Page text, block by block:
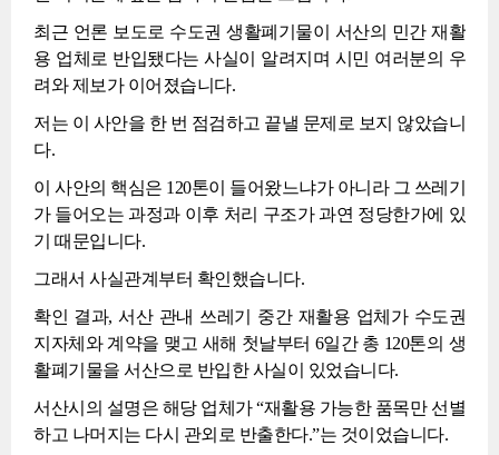
최근 언론 보도로 수도권 생활폐기물이 서산의 민간 재활
용 업체로 반입됐다는 사실이 알려지며 시민 여러분의 우
려와 제보가 이어졌습니다.
저는 이 사안을 한 번 점검하고 끝낼 문제로 보지 않았습니
다.
이 사안의 핵심은 120톤이 들어왔느냐가 아니라 그 쓰레기
가 들어오는 과정과 이후 처리 구조가 과연 정당한가에 있
기 때문입니다.
그래서 사실관계부터 확인했습니다.
확인 결과, 서산 관내 쓰레기 중간 재활용 업체가 수도권
지자체와 계약을 맺고 새해 첫날부터 6일간 총 120톤의 생
활폐기물을 서산으로 반입한 사실이 있었습니다.
서산시의 설명은 해당 업체가 “재활용 가능한 품목만 선별
하고 나머지는 다시 관외로 반출한다.”는 것이었습니다.